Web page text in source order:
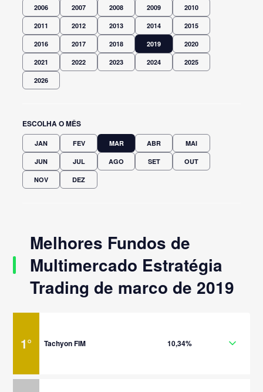
2006 2007 2008 2009 2010
2011 2012 2013 2014 2015
2016 2017 2018 2019 2020
2021 2022 2023 2024 2025
2026
ESCOLHA O MÊS
JAN FEV MAR ABR MAI
JUN JUL AGO SET OUT
NOV DEZ
Melhores Fundos de
Multimercado Estratégia
Trading de marco de 2019
1° Tachyon FIM 10,34%